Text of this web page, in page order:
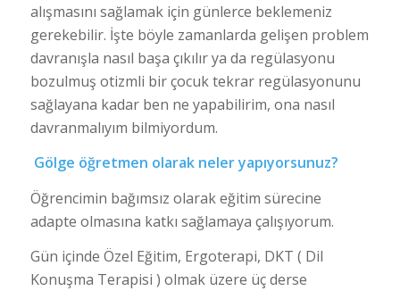
alışmasını sağlamak için günlerce beklemeniz
gerekebilir. İşte böyle zamanlarda gelişen problem
davranışla nasıl başa çıkılır ya da regülasyonu
bozulmuş otizmli bir çocuk tekrar regülasyonunu
sağlayana kadar ben ne yapabilirim, ona nasıl
davranmalıyım bilmiyordum.
Gölge öğretmen olarak neler yapıyorsunuz?
Öğrencimin bağımsız olarak eğitim sürecine
adapte olmasına katkı sağlamaya çalışıyorum.
Gün içinde Özel Eğitim, Ergoterapi, DKT ( Dil
Konuşma Terapisi ) olmak üzere üç derse